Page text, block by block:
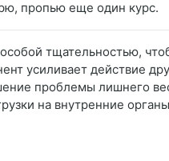
пропью еще один курс.
тщательностью,
усиливает действие
проблемы лишнего
на внутренние